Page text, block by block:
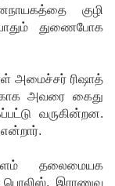
குழி
துணைபோக
அமைச்சர் ரிஷாத்
அவரை கைது
வருகின்றன.
தலைமையக
பொலிஸ், இராணுவ